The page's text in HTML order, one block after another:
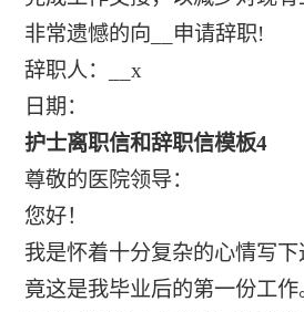
非常遗憾的向__申请辞职!
辞职人：__x
日期：
护士离职信和辞职信模板4
尊敬的医院领导：
您好！
我是怀着十分复杂的心情写
竟这是我毕业后的第一份工